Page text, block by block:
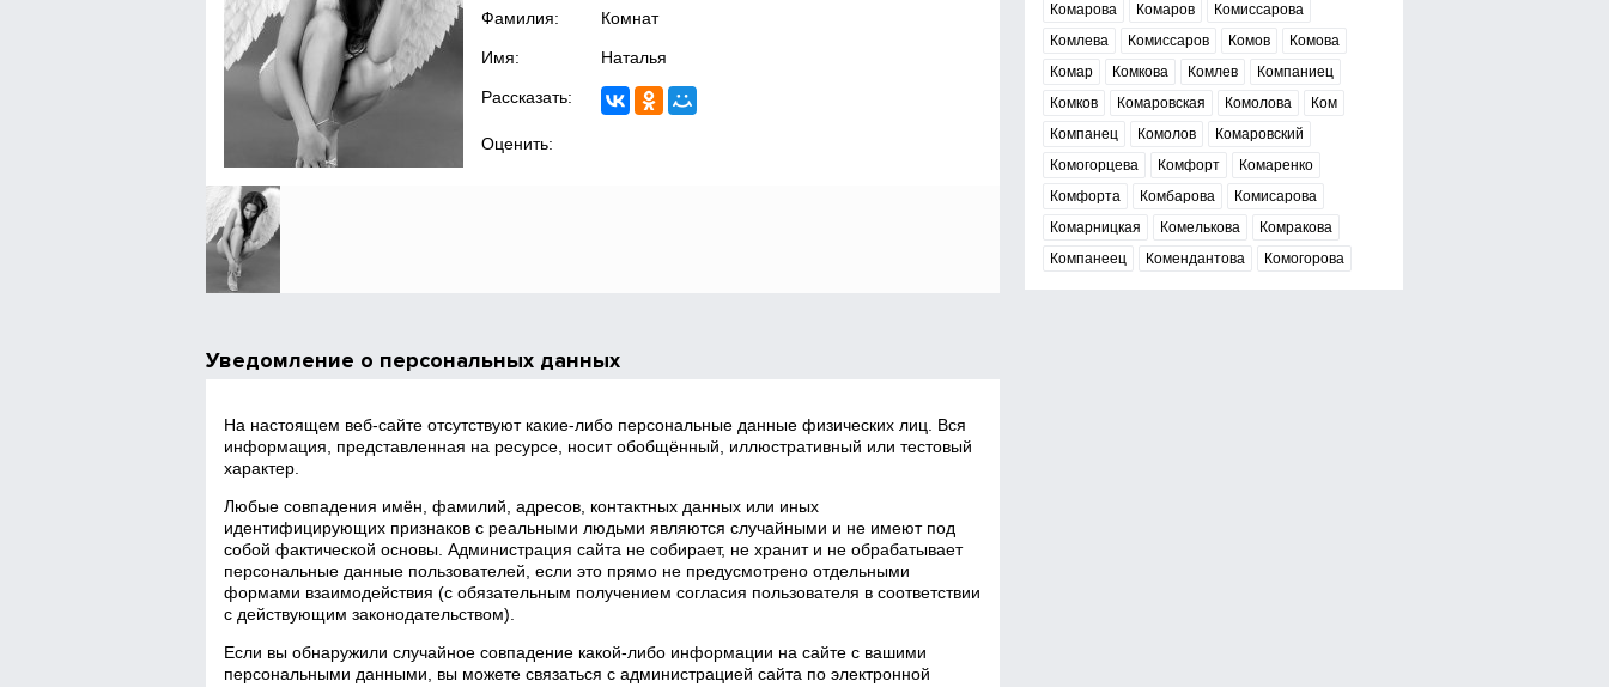
Фамилия: Комнат
Имя: Наталья
Рассказать:
Оценить:
Уведомление о персональных данных
На настоящем веб‑сайте отсутствуют какие‑либо персональные данные физических лиц. Вся
информация, представленная на ресурсе, носит обобщённый, иллюстративный или тестовый
характер.
Любые совпадения имён, фамилий, адресов, контактных данных или иных
идентифицирующих признаков с реальными людьми являются случайными и не имеют под
собой фактической основы. Администрация сайта не собирает, не хранит и не обрабатывает
персональные данные пользователей, если это прямо не предусмотрено отдельными
формами взаимодействия (с обязательным получением согласия пользователя в соответствии
с действующим законодательством).
Если вы обнаружили случайное совпадение какой‑либо информации на сайте с вашими
персональными данными, вы можете связаться с администрацией сайта по электронной
Комарова Комаров
Комиссарова
Комлева
Комиссаров Комов
Комова
Комар
Комкова Комлев
Компаниец
Комков
Комаровская Комолова
Ком
Компанец
Комолов
Комаровский
Комогорцева
Комфорт
Комаренко
Комфорта
Комбарова
Комисарова
Комарницкая
Комелькова
Комракова
Компанеец
Комендантова Комогорова